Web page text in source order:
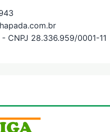
- CNPJ 28.336.959/0001-11